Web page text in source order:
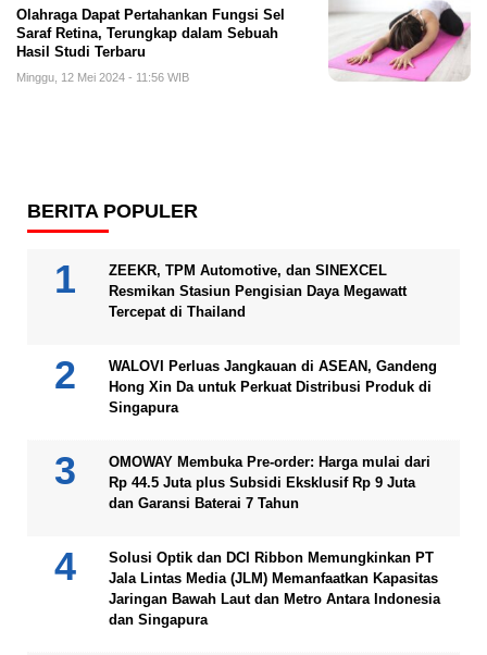
Olahraga Dapat Pertahankan Fungsi Sel
Saraf Retina, Terungkap dalam Sebuah
Hasil Studi Terbaru
Minggu, 12 Mei 2024 - 11:56 WIB
BERITA POPULER
ZEEKR, TPM Automotive, dan SINEXCEL
Resmikan Stasiun Pengisian Daya Megawatt
Tercepat di Thailand
WALOVI Perluas Jangkauan di ASEAN, Gandeng
Hong Xin Da untuk Perkuat Distribusi Produk di
Singapura
OMOWAY Membuka Pre-order: Harga mulai dari
Rp 44.5 Juta plus Subsidi Eksklusif Rp 9 Juta
dan Garansi Baterai 7 Tahun
Solusi Optik dan DCI Ribbon Memungkinkan PT
Jala Lintas Media (JLM) Memanfaatkan Kapasitas
Jaringan Bawah Laut dan Metro Antara Indonesia
dan Singapura